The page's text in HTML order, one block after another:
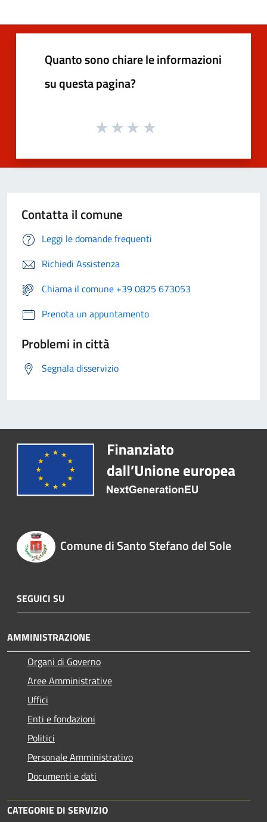
Quanto sono chiare le informazioni
su questa pagina?
Contatta il comune
Leggi le domande frequenti
Richiedi Assistenza
Chiama il comune +39 0825 673053
Prenota un appuntamento
Problemi in città
Segnala disservizio
Comune di Santo Stefano del Sole
SEGUICI SU
AMMINISTRAZIONE
Organi di Governo
Aree Amministrative
Uffici
Enti e fondazioni
Politici
Personale Amministrativo
Documenti e dati
CATEGORIE DI SERVIZIO